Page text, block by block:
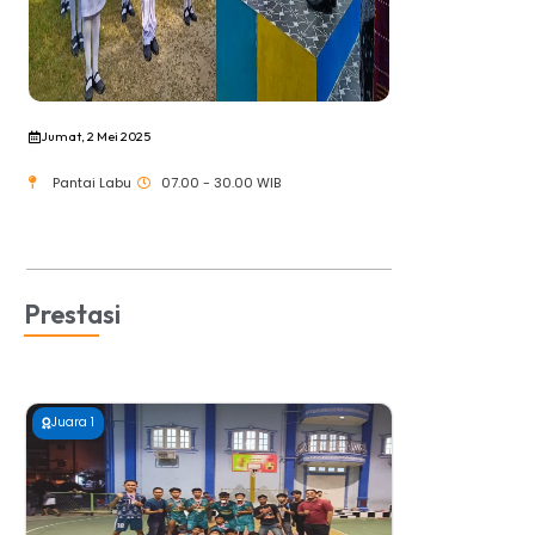
Jumat, 3 Mei 2025
Pantai Labu 07.00 - 00.00 WIB
Prestasi
Juara 1